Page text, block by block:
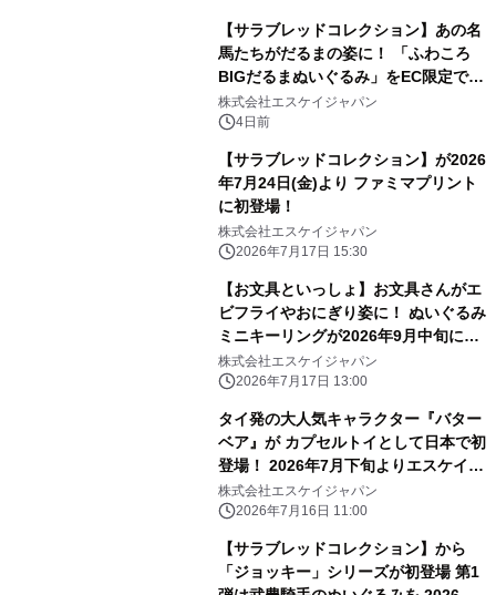
【サラブレッドコレクション】あの名
馬たちがだるまの姿に！ 「ふわころ
BIGだるまぬいぐるみ」をEC限定で受
注販売開始
株式会社エスケイジャパン
4日前
【サラブレッドコレクション】が2026
年7月24日(金)より ファミマプリント
に初登場！
株式会社エスケイジャパン
2026年7月17日 15:30
【お文具といっしょ】お文具さんがエ
ビフライやおにぎり姿に！ ぬいぐるみ
ミニキーリングが2026年9月中旬に発
売決定！
株式会社エスケイジャパン
2026年7月17日 13:00
タイ発の大人気キャラクター『バター
ベア』が カプセルトイとして日本で初
登場！ 2026年7月下旬よりエスケイジ
ャパンから発売！
株式会社エスケイジャパン
2026年7月16日 11:00
【サラブレッドコレクション】から
「ジョッキー」シリーズが初登場 第1